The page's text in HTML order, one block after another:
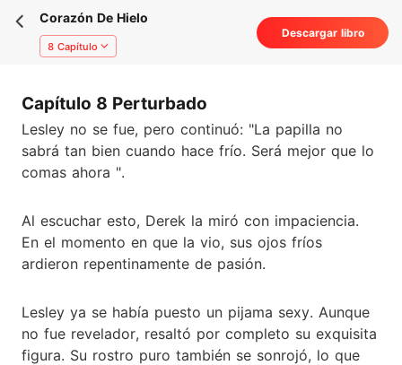
Corazón De Hielo
8 Capítulo
Descargar libro
Capítulo 8 Perturbado
Lesley no se fue, pero continuó: "La papilla no
sabrá tan bien cuando hace frío. Será mejor que lo
comas ahora ".
Al escuchar esto, Derek la miró con impaciencia.
En el momento en que la vio, sus ojos fríos
ardieron repentinamente de pasión.
Lesley ya se había puesto un pijama sexy. Aunque
no fue revelador, resaltó por completo su exquisita
figura. Su rostro puro también se sonrojó, lo que